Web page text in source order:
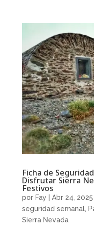
Ficha de
Disfrutar Sierra
Festivos
por Fay Abr 24, 2025
seguridad semanal,
Sierra Nevada